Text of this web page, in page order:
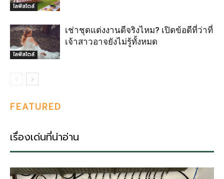
ไลฟ์สไตล์
ไลฟ์สไตล์
เช่าชุดแต่งงานดีจริงไหม? เปิดข้อดีที่ว่าที่
เจ้าสาวอาจยังไม่รู้ทั้งหมด
FEATURED
เรื่องเด่นที่น่าอ่าน